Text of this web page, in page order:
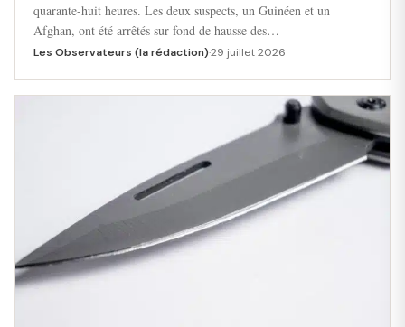
quarante-huit heures. Les deux suspects, un Guinéen et un
Afghan, ont été arrêtés sur fond de hausse des…
Les Observateurs (la rédaction)·29 juillet 2026